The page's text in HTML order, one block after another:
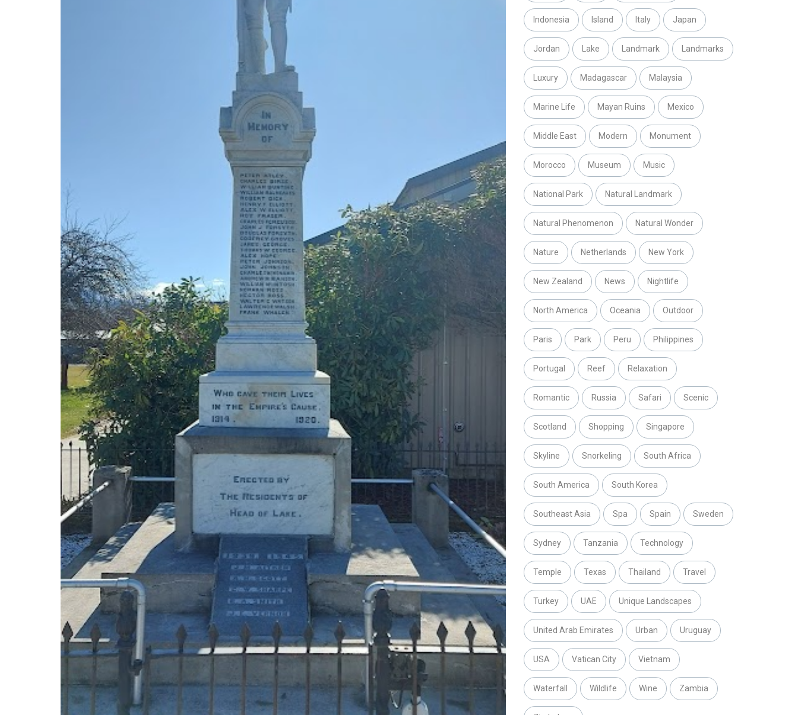
Indonesia Island Italy Japan
Jordan Lake Landmark Landmarks
Luxury Madagascar Malaysia
Marine Life Mayan Ruins Mexico
Middle East Modern Monument
Morocco Museum Music
National Park Natural Landmark
Natural Phenomenon Natural Wonder
Nature Netherlands New York
New Zealand News Nightlife
North America Oceania Outdoor
Paris Park Peru Philippines
Portugal Reef Relaxation
Romantic Russia Safari Scenic
Scotland Shopping Singapore
Skyline Snorkeling South Africa
South America South Korea
Southeast Asia Spa Spain Sweden
Sydney Tanzania Technology
Temple Texas Thailand Travel
Turkey UAE Unique Landscapes
United Arab Emirates Urban Uruguay
USA Vatican City Vietnam
Waterfall Wildlife Wine Zambia